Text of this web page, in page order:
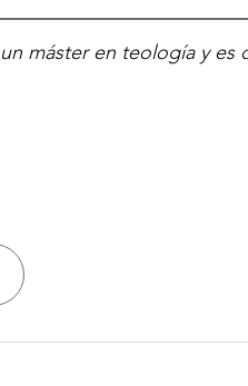
máster en teología y es